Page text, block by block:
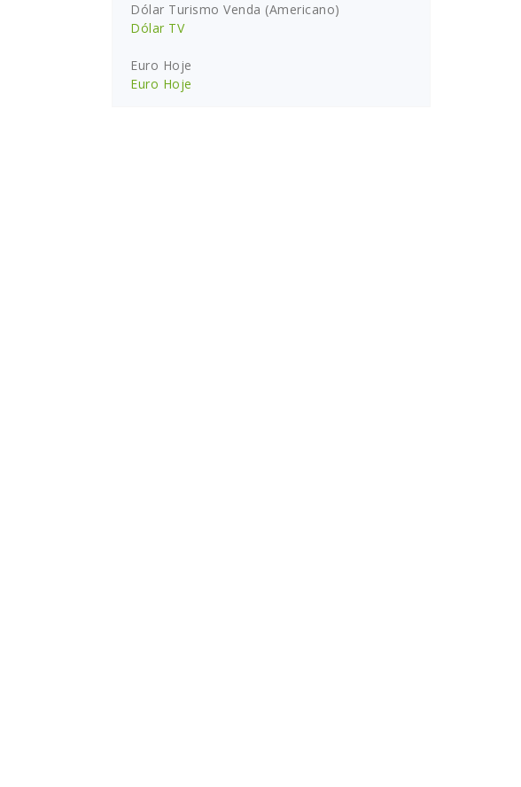
Dólar Turismo Venda (Americano)
Dólar TV
Euro Hoje
Euro Hoje